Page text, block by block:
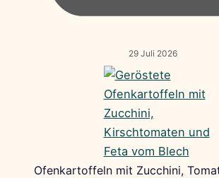
29 Juli 2026
Ofenkartoffeln mit Zucchini,